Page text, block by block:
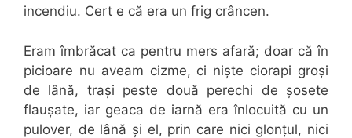
incendiu. Cert e că era un frig crâncen.
Eram îmbrăcat ca pentru mers afară; doar că în
picioare nu aveam cizme, ci niște ciorapi groși
de lână, trași peste două perechi de șosete
flaușate, iar geaca de iarnă era înlocuită cu un
pulover, de lână și el, prin care nici glonțul, nici